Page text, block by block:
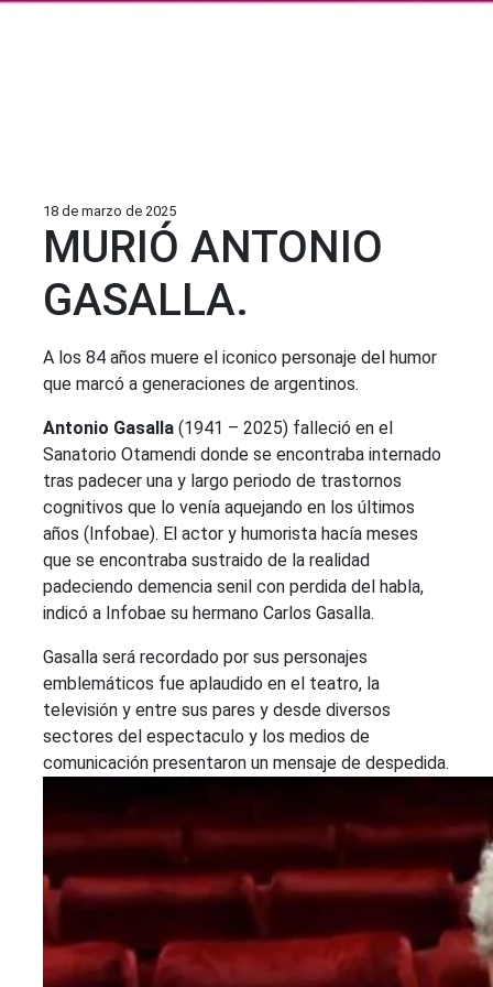
18 de marzo de 2025
MURIÓ ANTONIO
GASALLA.
A los 84 años muere el iconico personaje del humor
que marcó a generaciones de argentinos.
Antonio Gasalla (1941 – 2025) falleció en el
Sanatorio Otamendi donde se encontraba internado
tras padecer una y largo periodo de trastornos
cognitivos que lo venía aquejando en los últimos
años (Infobae). El actor y humorista hacía meses
que se encontraba sustraido de la realidad
padeciendo demencia senil con perdida del habla,
indicó a Infobae su hermano Carlos Gasalla.
Gasalla será recordado por sus personajes
emblemáticos fue aplaudido en el teatro, la
televisión y entre sus pares y desde diversos
sectores del espectaculo y los medios de
comunicación presentaron un mensaje de despedida.